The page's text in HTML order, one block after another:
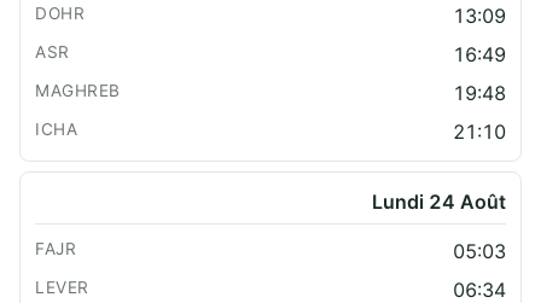
13:09
16:49
19:48
21:10
Lundi 24 Août
05:03
06:34